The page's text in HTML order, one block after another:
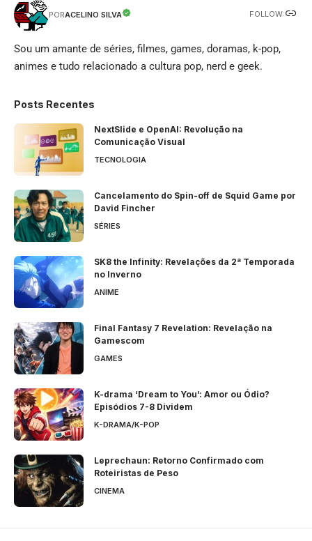
PORACELINO SILVA FOLLOW:
Sou um amante de séries, filmes, games, doramas, k-pop,
animes e tudo relacionado a cultura pop, nerd e geek.
Posts Recentes
NextSlide e OpenAI: Revolução na
Comunicação Visual
TECNOLOGIA
Cancelamento do Spin-off de Squid Game por
David Fincher
SÉRIES
SK8 the Infinity: Revelações da 2ª Temporada
no Inverno
ANIME
Final Fantasy 7 Revelation: Revelação na
Gamescom
GAMES
K-drama ‘Dream to You’: Amor ou Ódio?
Episódios 7-8 Dividem
K-DRAMA/K-POP
Leprechaun: Retorno Confirmado com
Roteiristas de Peso
CINEMA